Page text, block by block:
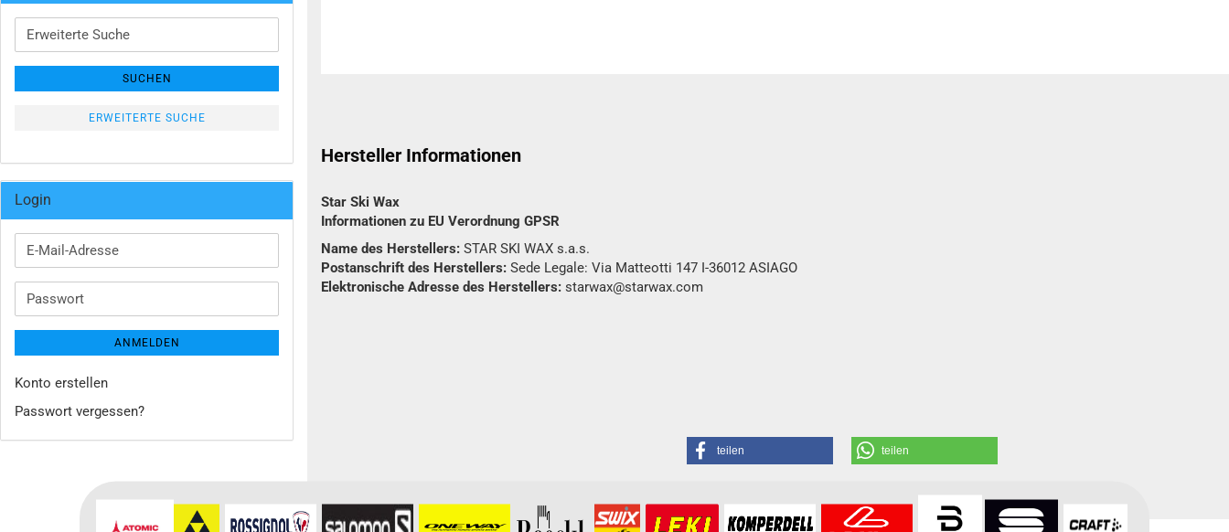
Hersteller Informationen
Star Ski Wax
Informationen zu EU Verordnung GPSR
Name des Herstellers: STAR SKI WAX s.a.s.
Postanschrift des Herstellers: Sede Legale: Via Matteotti 147 I-36012 ASIAGO
Elektronische Adresse des Herstellers: starwax@starwax.com
teilen teilen
Für weitere Informationen besuchen Sie bitte dieHomepagezu diesem Artikel.
Erweiterte
Suche
SUCHEN
ERWEITERTE SUCHE
Login
E-
Mail-
Passwort
ANMELDEN
Konto erstellen
Passwort vergessen?